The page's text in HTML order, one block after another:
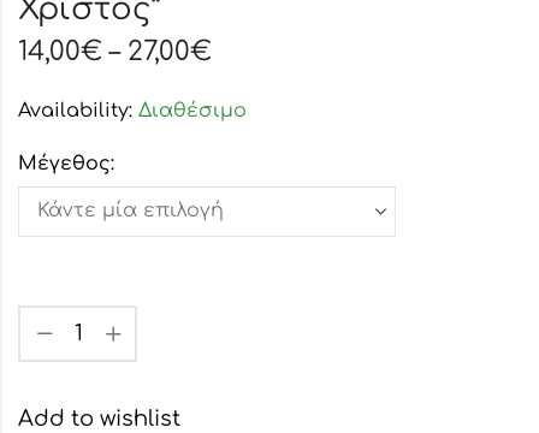
Χριστός”
14,00€ – 27,00€
Availability: Διαθέσιμο
Μέγεθος:
Add to wishlist